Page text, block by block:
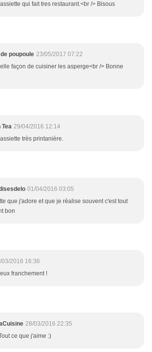
qui fait tres restaurant.<br /> Bisous
poupoule 23/05/2017 07:22
façon de cuisiner les asperge<br /> Bonne
29/04/2016 12:14
très printanière.
01/04/2016 03:05
que j'adore et que je réalise souvent c'est tout
bon
03/2016 16:36
franchement !
28/03/2016 22:35
ce que j'aime :)